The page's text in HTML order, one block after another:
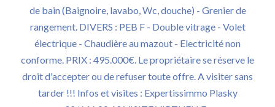
de bain (Baignoire, lavabo, Wc, douche) - Grenier de
rangement. DIVERS : PEB F - Double vitrage - Volet
électrique - Chaudière au mazout - Electricité non
conforme. PRIX : 495.000€. Le propriétaire se réserve le
droit d'accepter ou de refuser toute offre. A visiter sans
tarder !!! Infos et visites : Expertissimmo Plasky